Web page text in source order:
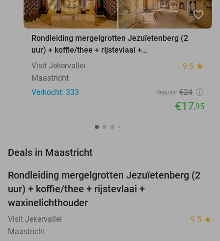
favorite_border
Rondleiding mergelgrotten Jezuïetenberg (2
uur) + koffie/thee + rijstevlaai +
waxinelichthouder
Visit Jekervallei 9.5 star
Maastricht
Verkocht: 333
Regulier €24
€17,95
Deals in Maastricht
25%
TODAY
Rondleiding mergelgrotten Jezuïetenberg (2
uur) + koffie/thee + rijstevlaai +
waxinelichthouder
Visit Jekervallei 9.5 star
Maastricht